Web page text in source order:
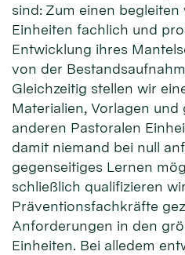
sind: Zum einen
Einheiten fachlich und
Entwicklung ihres
von der
Gleichzeitig stellen wir
Materialien, Vorlagen und
anderen Pastoralen
damit niemand bei null
gegenseitiges Lernen
schließlich qualifizieren
Präventionsfachkräfte
Anforderungen in den
Einheiten. Bei alledem